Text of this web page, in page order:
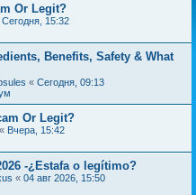
Or Legit?
Сегодня, 15:32
Benefits, Safety & What
« Сегодня, 09:13
Or Legit?
« Вчера, 15:42
-¿Estafa o legítimo?
« 04 авг 2026, 15:50